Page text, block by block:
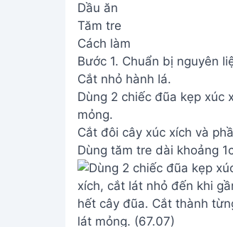
Dầu ăn
Tăm tre
Cách làm
Bước 1. Chuẩn bị nguyên
Cắt nhỏ hành lá.
Dùng 2 chiếc đũa kẹp xúc
mỏng.
Cắt đôi cây xúc xích và
Dùng tăm tre dài khoảng